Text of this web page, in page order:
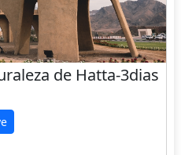
de Hatta-3dias